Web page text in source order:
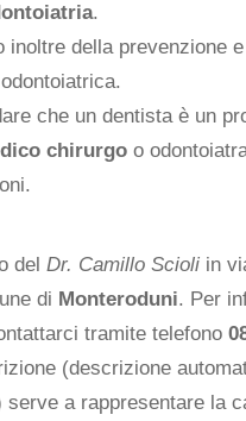
.
inoltre della prevenzione
che un dentista è un
chirurgo o
del Dr. Camillo Scioli in
di Monteroduni. Per
tramite telefono
(descrizione
serve a rappresentare la